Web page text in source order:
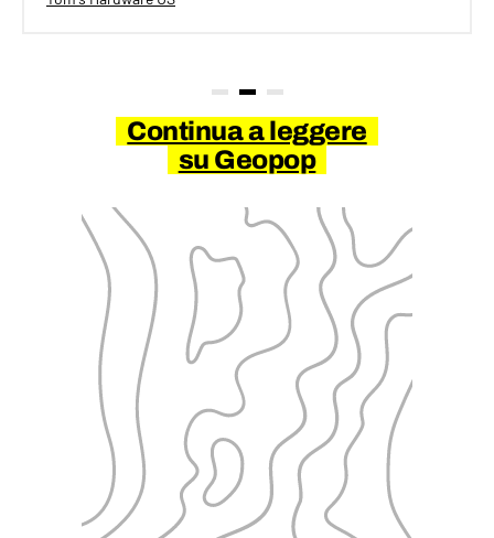
Continua a leggere
su Geopop